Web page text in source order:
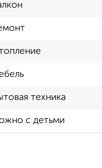
техника
с детьми